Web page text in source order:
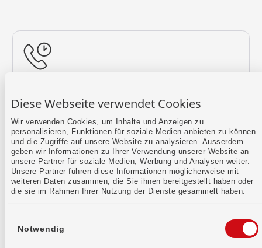
Diese Webseite verwendet Cookies
Wir verwenden Cookies, um Inhalte und Anzeigen zu
personalisieren, Funktionen für soziale Medien anbieten zu können
und die Zugriffe auf unsere Website zu analysieren. Ausserdem
geben wir Informationen zu Ihrer Verwendung unserer Website an
unsere Partner für soziale Medien, Werbung und Analysen weiter.
Unsere Partner führen diese Informationen möglicherweise mit
weiteren Daten zusammen, die Sie ihnen bereitgestellt haben oder
die sie im Rahmen Ihrer Nutzung der Dienste gesammelt haben.
Notwendig
Mehr erfahren
Kontaktformular